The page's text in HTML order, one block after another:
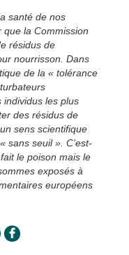
santé de nos
la Commission
résidus de
nourrisson. Dans
de la « tolérance
individus les plus
des résidus de
sens scientifique
sans seuil ». C’est-
le poison mais le
exposés à
européens